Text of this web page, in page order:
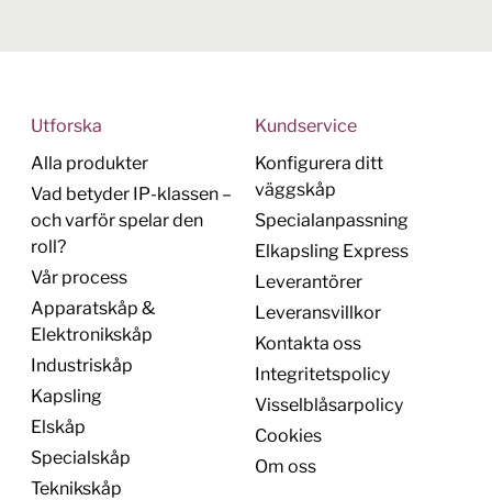
Utforska
Alla produkter
Vad betyder IP-klassen –
och varför spelar den
roll?
Vår process
Apparatskåp &
Elektronikskåp
Industriskåp
Kapsling
Elskåp
Specialskåp
Teknikskåp
Kundservice
Konfigurera ditt
väggskåp
Specialanpassning
Elkapsling Express
Leverantörer
Leveransvillkor
Kontakta oss
Integritetspolicy
Visselblåsarpolicy
Cookies
Om oss